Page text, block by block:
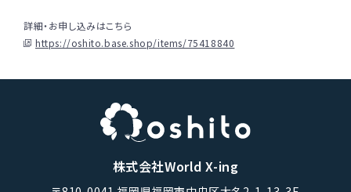
詳細・お申し込みはこちら
https://oshito.base.shop/items/75418840
株式会社World X-ing